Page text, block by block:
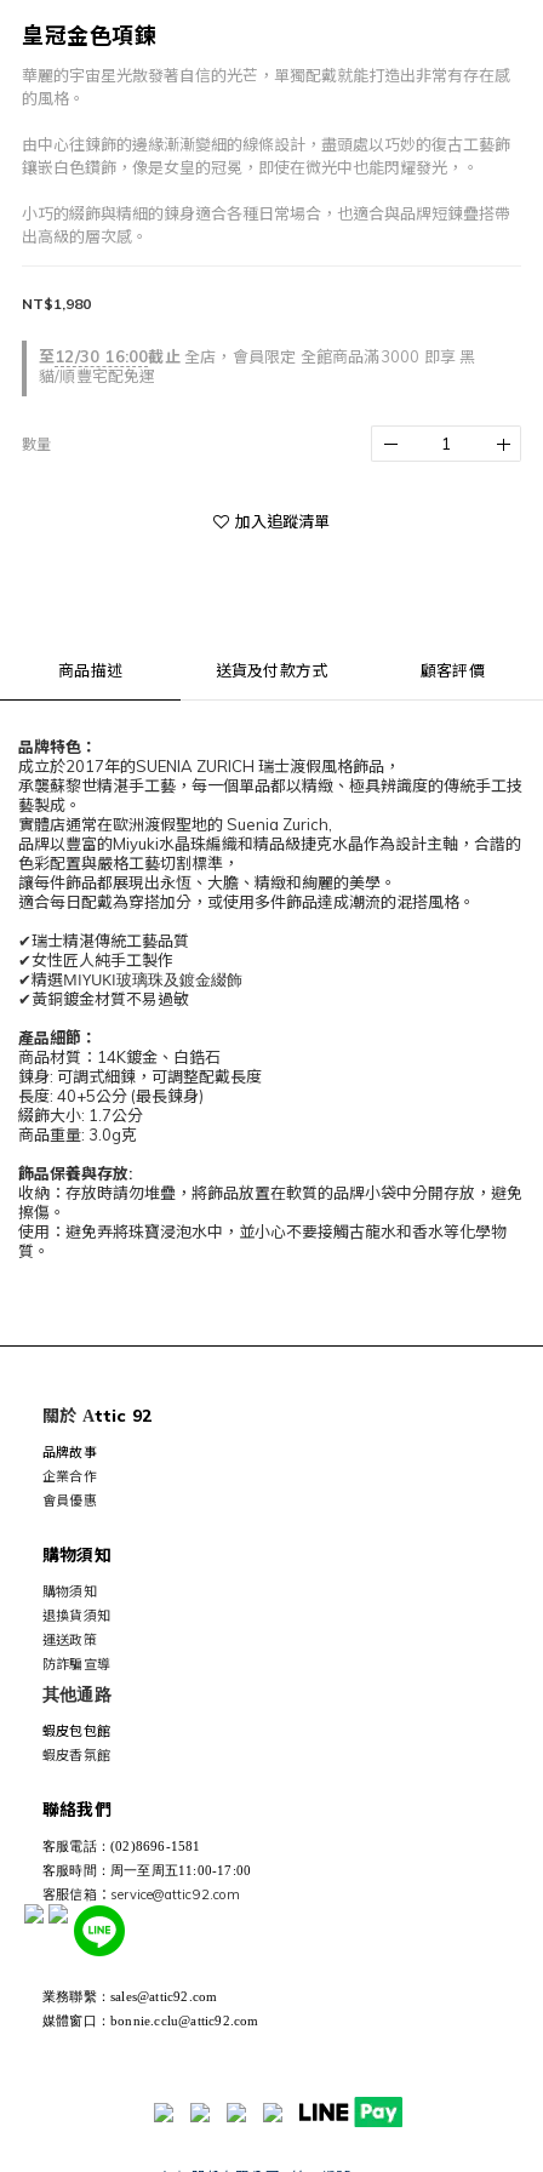
皇冠金色項鍊
華麗的宇宙星光散發著自信的光芒，單獨配戴就能打造出非常有存在感
的風格。
由中心往鍊飾的邊緣漸漸變細的線條設計，盡頭處以巧妙的復古工藝飾
鑲嵌白色鑽飾，像是女皇的冠冕，即使在微光中也能閃耀發光，。
小巧的綴飾與精細的鍊身適合各種日常場合，也適合與品牌短鍊疊搭帶
出高級的層次感。
至12/30 16:00截止 全店，會員限定 全館商品滿3000 即享 黑
貓/順豐宅配免運
NT$1,980
數量
加入追蹤清單
商品描述 送貨及付款方式 顧客評價
品牌特色：
成立於2017年的SUENIA ZURICH 瑞士渡假風格飾品，
承襲蘇黎世精湛手工藝，每一個單品都以精緻、極具辨識度的傳統手工技
藝製成。
實體店通常在歐洲渡假聖地的 Suenia Zurich,
品牌以豐富的Miyuki水晶珠編織和精品級捷克水晶作為設計主軸，合諧的
色彩配置與嚴格工藝切割標準，
讓每件飾品都展現出永恆、大膽、精緻和絢麗的美學。
適合每日配戴為穿搭加分，或使用多件飾品達成潮流的混搭風格。
✔瑞士精湛傳統工藝品質
✔女性匠人純手工製作
✔精選MIYUKI玻璃珠及鍍金綴飾
✔黃銅鍍金材質不易過敏
產品細節 ：
商品材質：14K鍍金、白鋯石
鍊身: 可調式細鍊，可調整配戴長度
長度: 40+5公分 (最長鍊身)
綴飾大小: 1.7公分
商品重量: 3.0g克
飾品保養與存放:
收納：存放時請勿堆疊，將飾品放置在軟質的品牌小袋中分開存放，避免
擦傷。
使用：避免弄將珠寶浸泡水中，並小心不要接觸古龍水和香水等化學物
質。
關於 Attic 92
品牌故事
企業合作
會員優惠
購物須知
購物須知
退換貨須知
運送政策
防詐騙宣導
其他通路
蝦皮包包館
蝦皮香氛館
聯絡我們
客服電話：(02)8696-1581
客服時間：周一至周五11:00-17:00
客服信箱：service@attic92.com
業務聯繫：sales@attic92.com
媒體窗口：bonnie.cclu@attic92.com